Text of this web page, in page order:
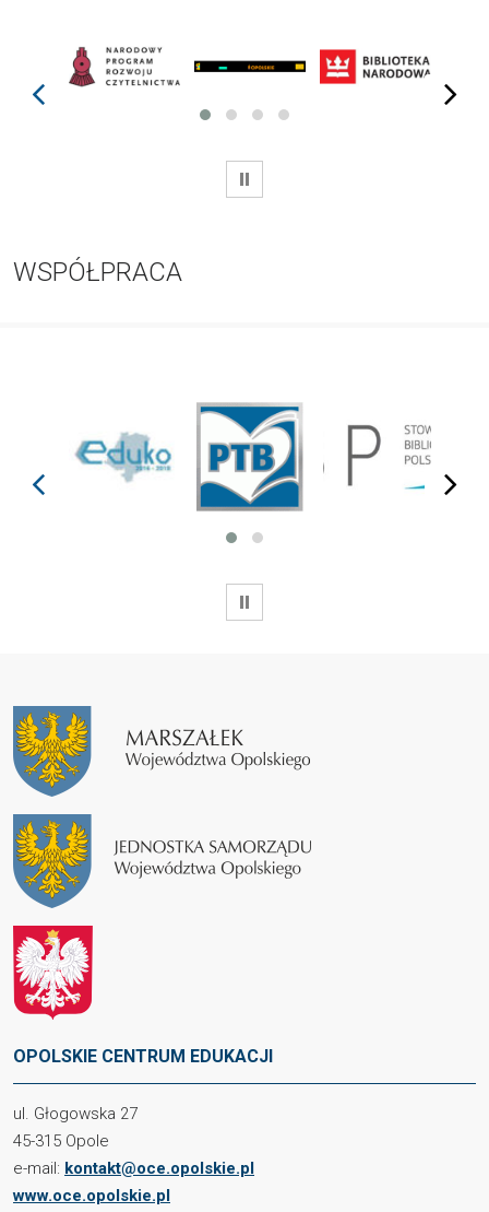
prev next
WSTRZYMAJ
WSPÓŁPRACA
prev next
WSTRZYMAJ
OPOLSKIE CENTRUM EDUKACJI
ul. Głogowska 27
45-315 Opole
e-mail: kontakt@oce.opolskie.pl
www.oce.opolskie.pl